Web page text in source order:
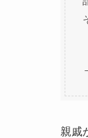
親戚